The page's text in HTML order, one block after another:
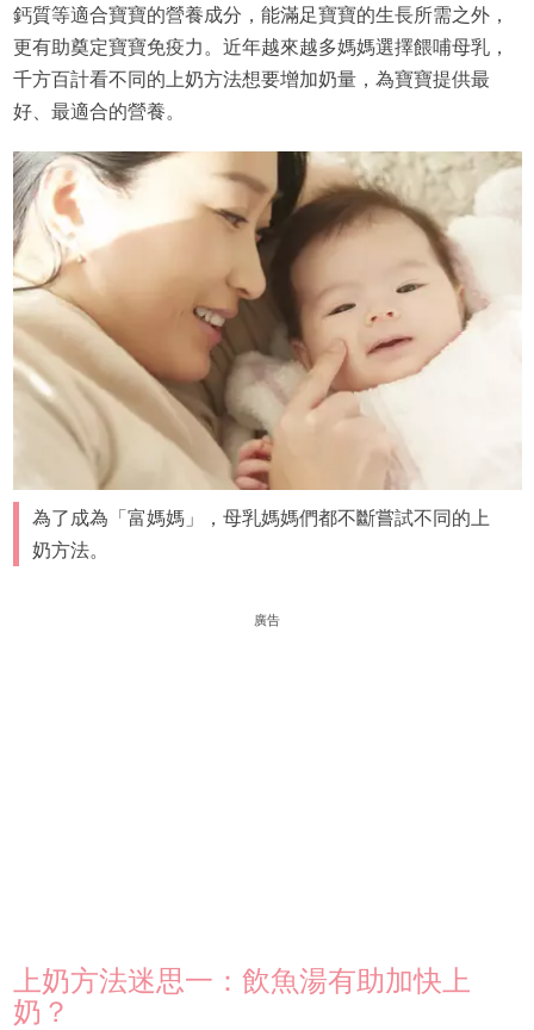
鈣質等適合寶寶的營養成分，能滿足寶寶的生長所需之外，
更有助奠定寶寶免疫力。近年越來越多媽媽選擇餵哺母乳，
千方百計看不同的上奶方法想要增加奶量，為寶寶提供最
好、最適合的營養。
為了成為「富媽媽」，母乳媽媽們都不斷嘗試不同的上
奶方法。
廣告
上奶方法迷思一：飲魚湯有助加快上
奶？